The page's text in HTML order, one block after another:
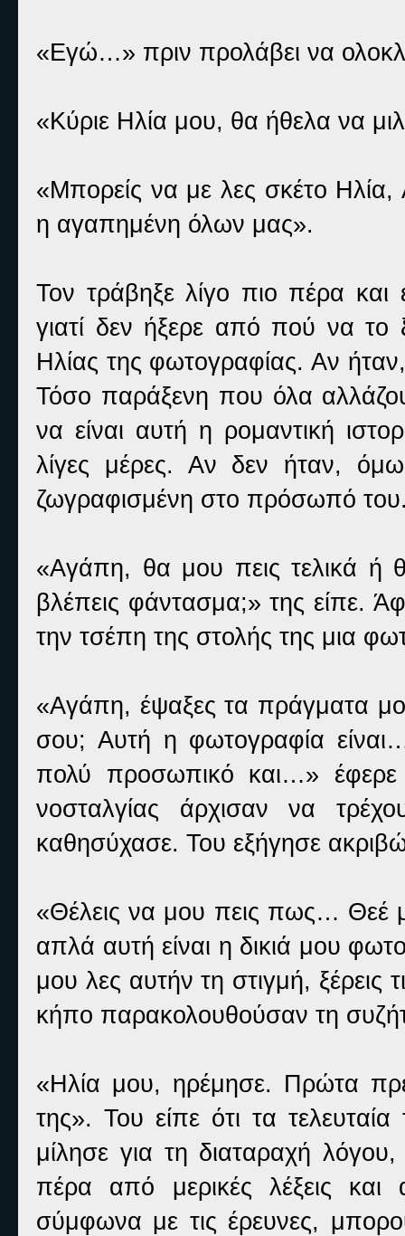
«Εγώ…» πριν προλάβει να
«Κύριε Ηλία μου, θα ήθελα να
«Μπορείς να με λες σκέτο
η αγαπημένη όλων μας».
Τον τράβηξε λίγο πιο πέρα
γιατί δεν ήξερε από πού να το
Ηλίας της φωτογραφίας. Αν
Τόσο παράξενη που όλα
να είναι αυτή η ρομαντική
λίγες μέρες. Αν δεν ήταν,
ζωγραφισμένη στο πρόσωπό
«Αγάπη, θα μου πεις τελικά ή
βλέπεις φάντασμα;» της είπε.
την τσέπη της στολής της μια
«Αγάπη, έψαξες τα πράγματα
σου; Αυτή η φωτογραφία
πολύ προσωπικό και…»
νοσταλγίας άρχισαν να
καθησύχασε. Του εξήγησε
«Θέλεις να μου πεις πως… Θεέ
απλά αυτή είναι η δικιά μου
μου λες αυτήν τη στιγμή,
κήπο παρακολουθούσαν τη
«Ηλία μου, ηρέμησε. Πρώτα
της». Του είπε ότι τα
μίλησε για τη διαταραχή
πέρα από μερικές λέξεις
σύμφωνα με τις έρευνες,